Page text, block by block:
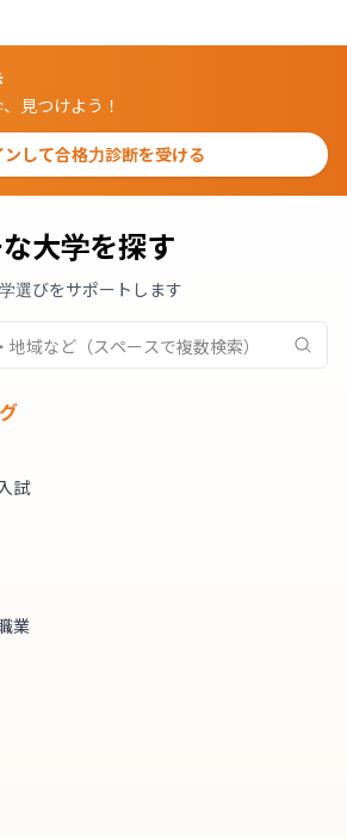
見つけよう！
ンして合格力診断を受ける
大学を探す
選びをサポートします
試
業